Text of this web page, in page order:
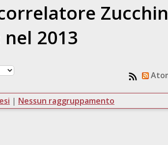
2013
| Nessun raggruppamento